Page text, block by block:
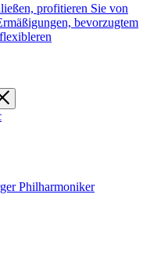
profitieren Sie von
bevorzugtem
Philharmoniker